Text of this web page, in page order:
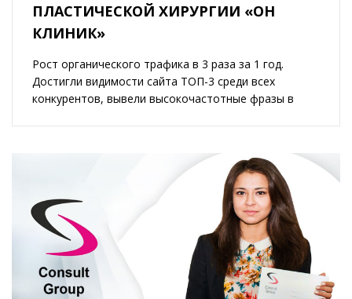
ПЛАСТИЧЕСКОЙ ХИРУРГИИ «ОН
КЛИНИК»
Рост органического трафика в 3 раза за 1 год.
Достигли видимости сайта ТОП-3 среди всех
конкурентов, вывели высокочастотные фразы в